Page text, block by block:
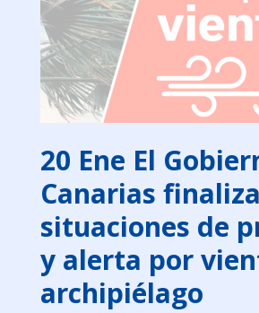
20 Ene El
Canarias
situaciones de
y alerta por
archipiélago